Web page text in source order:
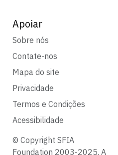
Apoiar
Sobre nós
Contate-nos
Mapa do site
Privacidade
Termos e Condições
Acessibilidade
© Copyright SFIA
Foundation 2003-2025. A